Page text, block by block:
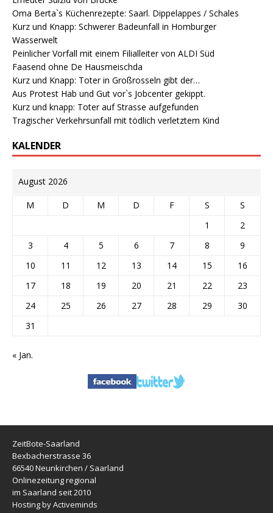
Oma Berta`s Küchenrezepte: Saarl. Dippelappes / Schales
Kurz und Knapp: Schwerer Badeunfall in Homburger
Wasserwelt
Peinlicher Vorfall mit einem Filialleiter von ALDI Süd
Faasend ohne De Hausmeischda
Kurz und Knapp: Toter in Großrosseln gibt der…
Aus Protest Hab und Gut vor`s Jobcenter gekippt.
Kurz und knapp: Toter auf Strasse aufgefunden
Tragischer Verkehrsunfall mit tödlich verletztem Kind
KALENDER
August 2026
M D M D F S
S
1
2
3
4 5 6 7 8
9
10
11 12 13 14 15
16
17
18 19 20 21 22
23
24
25 26 27 28 29
30
31
« Jan.
ZeitBote-Saarland
Bexbacherstrasse 36
66540 Neunkirchen / Saarland
Onlinezeitung regional
im Saarland seit 2010
Hosting by Activeminds